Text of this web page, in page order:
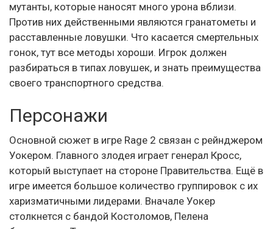
мутанты, которые наносят много урона вблизи.
Против них действенными являются гранатометы и
расставленные ловушки. Что касается смертельных
гонок, тут все методы хороши. Игрок должен
разбираться в типах ловушек, и знать преимущества
своего транспортного средства.
Персонажи
Основной сюжет в игре Rage 2 связан с рейнджером
Уокером. Главного злодея играет генерал Кросс,
который выступает на стороне Правительства. Ещё в
игре имеется большое количество группировок с их
харизматичными лидерами. Вначале Уокер
столкнется с бандой Костоломов, Пелена